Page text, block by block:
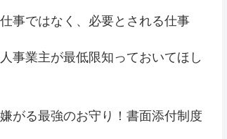
事ではなく、必要とされる仕事
事業主が最低限知っておいてほし
がる最強のお守り！書面添付制度